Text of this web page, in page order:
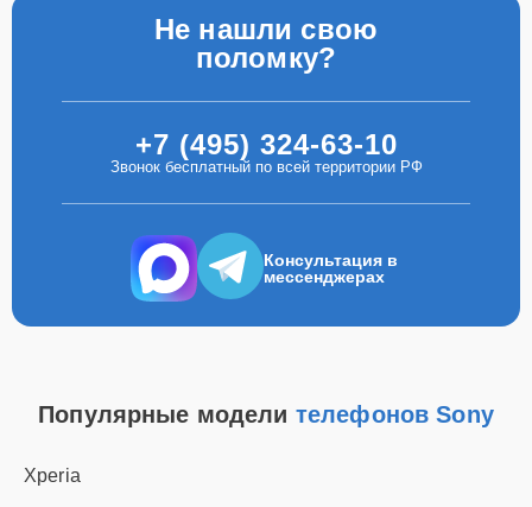
Не нашли свою
поломку?
+7 (495) 324-63-10
Звонок бесплатный по всей территории РФ
Консультация в
мессенджерах
Популярные модели телефонов Sony
Xperia